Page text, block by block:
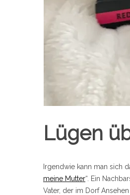
Lügen
Irgendwie kann man sich
meine Mutter“. Ein
Vater, der im Dorf
: